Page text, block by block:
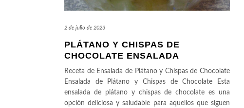
2 de julio de 2023
PLÁTANO Y CHISPAS DE
CHOCOLATE ENSALADA
Receta de Ensalada de Plátano y Chispas de Chocolate
Ensalada de Plátano y Chispas de Chocolate Esta
ensalada de plátano y chispas de chocolate es una
opción deliciosa y saludable para aquellos que siguen